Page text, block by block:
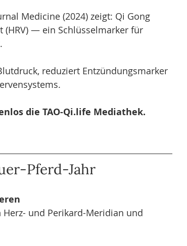
Medicine (2024) zeigt: Qi Gong
(HRV) — ein Schlüsselmarker für
reduziert Entzündungsmarker
die TAO-Qi.life Mediathek.
Pferd-Jahr
und Perikard-Meridian und